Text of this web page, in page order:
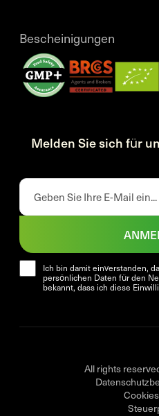
Bescheinigungen
Melden Sie sich für
Ich bin damit einverstanden,
persönlichen Daten für den
bekannt, dass ich diese
All rights